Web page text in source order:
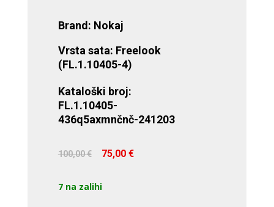
Brand: Nokaj
Vrsta sata: Freelook
(FL.1.10405-4)
Kataloški broj:
FL.1.10405-
436q5axmnčnč-241203
100,00€ Izvorna
cijena
bila
je:
75,00 €
7 na zalihi